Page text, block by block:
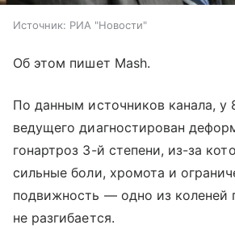
Источник: РИА "Новости"
Об этом пишет Mash.
По данным источников канала, у
ведущего диагностирован
гонартроз 3-й степени, из-за
сильные боли, хромота и
подвижность — одно из коленей
не разгибается.